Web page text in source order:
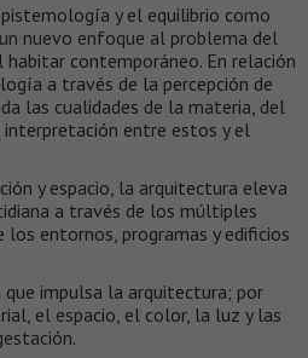
y el equilibrio como
nuevo enfoque al problema del
contemporáneo. En relación
a través de la percepción de
las cualidades de la materia, del
interpretación entre estos y el
y espacio, la arquitectura eleva
a través de los múltiples
los entornos, programas y edificios
que impulsa la arquitectura; por
el espacio, el color, la luz y las